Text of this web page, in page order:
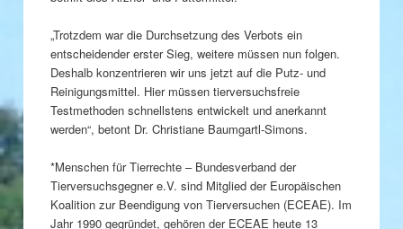
„Trotzdem war die Durchsetzung des Verbots ein
entscheidender erster Sieg, weitere müssen nun folgen.
Deshalb konzentrieren wir uns jetzt auf die Putz- und
Reinigungsmittel. Hier müssen tierversuchsfreie
Testmethoden schnellstens entwickelt und anerkannt
werden“, betont Dr. Christiane Baumgartl-Simons.
*Menschen für Tierrechte – Bundesverband der
Tierversuchsgegner e.V. sind Mitglied der Europäischen
Koalition zur Beendigung von Tierversuchen (ECEAE). Im
Jahr 1990 gegründet, gehören der ECEAE heute 13